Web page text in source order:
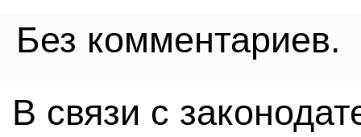
Без комментариев.
В связи с